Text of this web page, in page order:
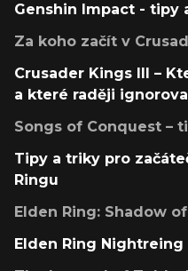
Genshin Impact - tipy
Za koho začít v
Crusader Kings III –
a které raději
Songs of Conquest –
Tipy a triky pro
Ringu
Elden Ring: Shadow
Elden Ring